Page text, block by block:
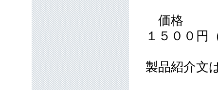
価格
１５００円
製品紹介文